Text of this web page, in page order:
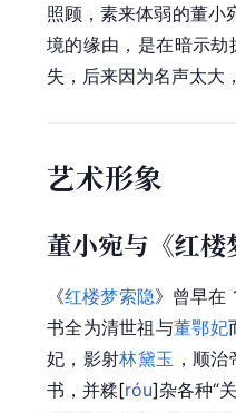
照顾，素来体弱的董小
境的缘由，是在暗示
失，后来因为名声太大
艺术形象
董小宛与《红楼
《红楼梦索隐》曾早在
书全为清世祖与董鄂妃
妃，影射林黛玉 ，顺
书，并糅[róu]杂各种“